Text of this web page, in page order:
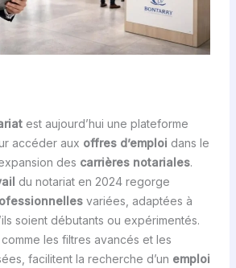
est aujourd’hui une plateforme
accéder aux offres d’emploi dans le
des carrières notariales.
du notariat en 2024 regorge
variées, adaptées à
soient débutants ou expérimentés.
les filtres avancés et les
facilitent la recherche d’un emploi